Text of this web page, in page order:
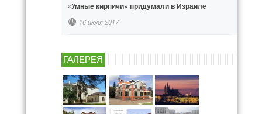
«Умные кирпичи» придумали в Израиле
16 июля 2017
ГАЛЕРЕЯ